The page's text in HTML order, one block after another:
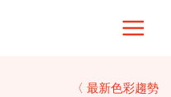
〈 最新色彩趨勢